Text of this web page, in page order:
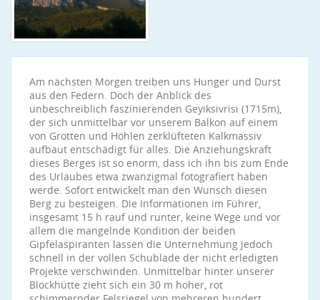
Am nächsten Morgen treiben uns Hunger und Durst
aus den Federn. Doch der Anblick des
unbeschreiblich faszinierenden Geyiksivrisi (1715m),
der sich unmittelbar vor unserem Balkon auf einem
von Grotten und Höhlen zerklüfteten Kalkmassiv
aufbaut entschädigt für alles. Die Anziehungskraft
dieses Berges ist so enorm, dass ich ihn bis zum Ende
des Urlaubes etwa zwanzigmal fotografiert haben
werde. Sofort entwickelt man den Wunsch diesen
Berg zu besteigen. Die Informationen im Führer,
insgesamt 15 h rauf und runter, keine Wege und vor
allem die mangelnde Kondition der beiden
Gipfelaspiranten lassen die Unternehmung jedoch
schnell in der vollen Schublade der nicht erledigten
Projekte verschwinden. Unmittelbar hinter unserer
Blockhütte zieht sich ein 30 m hoher, rot